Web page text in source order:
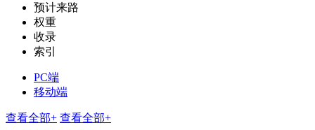
预计来路
权重
收录
索引
PC端
移动端
查看全部+ 查看全部+